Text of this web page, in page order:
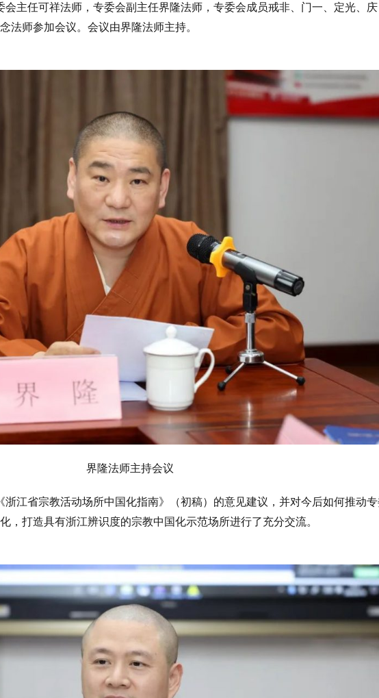
会主任可祥法师，专委会副主任界隆法师，专委会成员戒非、门一、定光、庆
法师参加会议。会议由界隆法师主持。
界隆法师主持会议
浙江省宗教活动场所中国化指南》（初稿）的意见建议，并对今后如何推动
，打造具有浙江辨识度的宗教中国化示范场所进行了充分交流。